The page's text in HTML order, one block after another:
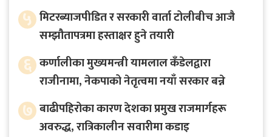
५ मिटरब्याजपीडित र सरकारी वार्ता टोलीबीच आजै
सम्झौतापत्रमा हस्ताक्षर हुने तयारी
६ कर्णालीका मुख्यमन्त्री यामलाल कँडेलद्वारा
राजीनामा, नेकपाको नेतृत्वमा नयाँ सरकार बन्ने
७ बाढीपहिरोका कारण देशका प्रमुख राजमार्गहरू
अवरुद्ध, रात्रिकालीन सवारीमा कडाइ